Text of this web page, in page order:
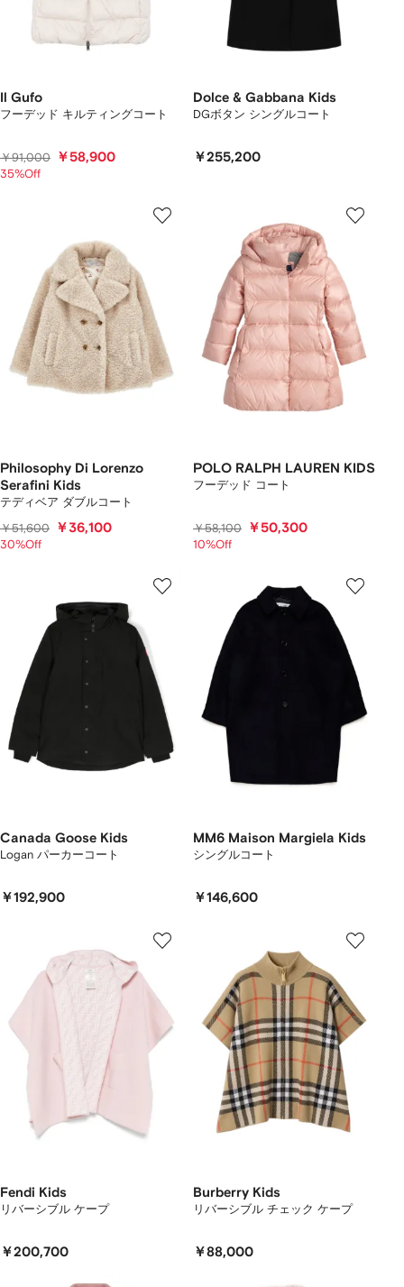
Il Gufo
フーデッド キルティングコート
￥91,000 ￥58,900
35%Off
Dolce & Gabbana Kids
DGボタン シングルコート
￥255,200
Philosophy Di Lorenzo
Serafini Kids
テディベア ダブルコート
￥51,600 ￥36,100
30%Off
POLO RALPH LAUREN KIDS
フーデッド コート
￥58,100 ￥50,300
10%Off
Canada Goose Kids
Logan パーカーコート
￥192,900
MM6 Maison Margiela Kids
シングルコート
￥146,600
Fendi Kids
リバーシブル ケープ
￥200,700
Burberry Kids
リバーシブル チェック ケープ
￥88,000